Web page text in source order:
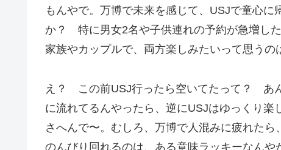
もんやで。万博で未来を感じて、USJで童心
か？ 特に男女2名や子供連れの予約が急増し
家族やカップルで、両方楽しみたいって思うの
え？ この前USJ行ったら空いてたって？ あ
に流れてるんやったら、逆にUSJはゆっくり
さへんで〜。むしろ、万博で人混みに疲れた
のんびり回れるのは、ある意味ラッキーなんや